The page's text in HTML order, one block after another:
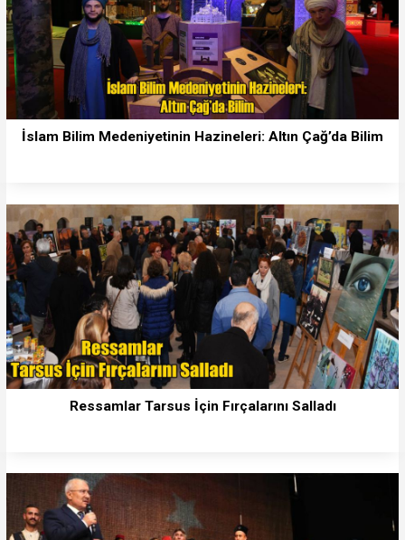
İslam Bilim Medeniyetinin Hazineleri: Altın Çağ’da Bilim
Ressamlar Tarsus İçin Fırçalarını Salladı